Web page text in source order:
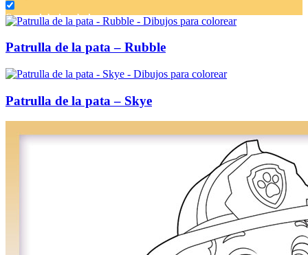
Cuentos de hadas y hadas
Flores
Patrulla de la pata – Rubble
Patrulla de la pata – Skye